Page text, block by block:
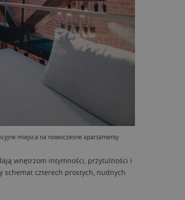
miejsca na nowoczesne apartamenty
wnętrzom intymności, przytulności i
schemat czterech prostych, nudnych